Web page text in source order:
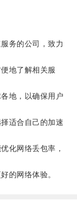
务的公司，致力
地了解相关服
地，以确保用户
适合自己的加速
化网络丢包率，
的网络体验。